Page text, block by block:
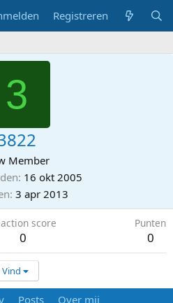
Registreren
3
Member
16 okt 2005
3 apr 2013
score
0
Punten
0
Vind
Posts Over mij